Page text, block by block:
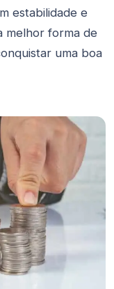
estabilidade e
melhor forma de
uma boa